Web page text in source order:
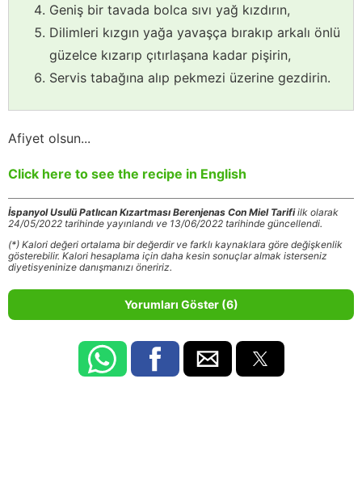
Geniş bir tavada bolca sıvı yağ kızdırın,
Dilimleri kızgın yağa yavaşça bırakıp arkalı önlü
güzelce kızarıp çıtırlaşana kadar pişirin,
Servis tabağına alıp pekmezi üzerine gezdirin.
Afiyet olsun...
Click here to see the recipe in English
İspanyol Usulü Patlıcan Kızartması Berenjenas Con Miel Tarifiilk olarak
24/05/2022 tarihinde yayınlandı ve 13/06/2022 tarihinde güncellendi.
(*) Kalori değeri ortalama bir değerdir ve farklı kaynaklara göre değişkenlik
gösterebilir. Kalori hesaplama için daha kesin sonuçlar almak isterseniz
diyetisyeninize danışmanızı öneririz.
Yorumları Göster (6)